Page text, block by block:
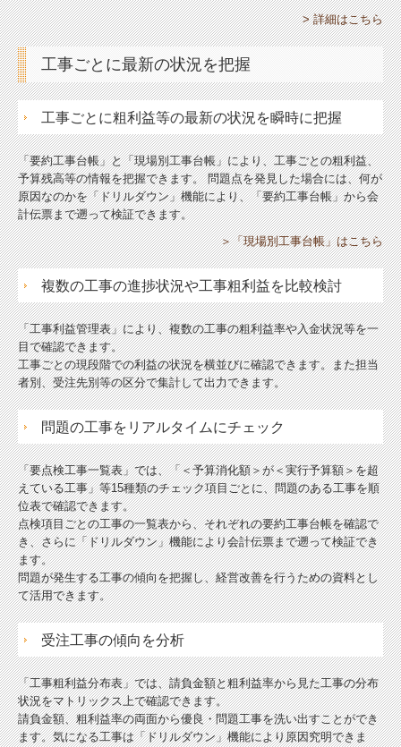
> 詳細はこちら
工事ごとに最新の状況を把握
工事ごとに粗利益等の最新の状況を瞬時に把握
「要約工事台帳」と「現場別工事台帳」により、工事ごとの粗利益、
予算残高等の情報を把握できます。 問題点を発見した場合には、何が
原因なのかを「ドリルダウン」機能により、「要約工事台帳」から会
計伝票まで遡って検証できます。
＞「現場別工事台帳」はこちら
複数の工事の進捗状況や工事粗利益を比較検討
「工事利益管理表」により、複数の工事の粗利益率や入金状況等を一
目で確認できます。
工事ごとの現段階での利益の状況を横並びに確認できます。また担当
者別、受注先別等の区分で集計して出力できます。
問題の工事をリアルタイムにチェック
「要点検工事一覧表」では、「＜予算消化額＞が＜実行予算額＞を超
えている工事」等15種類のチェック項目ごとに、問題のある工事を順
位表で確認できます。
点検項目ごとの工事の一覧表から、それぞれの要約工事台帳を確認で
き、さらに「ドリルダウン」機能により会計伝票まで遡って検証でき
ます。
問題が発生する工事の傾向を把握し、経営改善を行うための資料とし
て活用できます。
受注工事の傾向を分析
「工事粗利益分布表」では、請負金額と粗利益率から見た工事の分布
状況をマトリックス上で確認できます。
請負金額、粗利益率の両面から優良・問題工事を洗い出すことができ
ます。気になる工事は「ドリルダウン」機能により原因究明できま